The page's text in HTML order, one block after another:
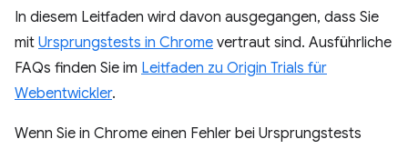
In diesem Leitfaden wird davon ausgegangen, dass Sie
mit Ursprungstests in Chrome vertraut sind. Ausführliche
FAQs finden Sie im Leitfaden zu Origin Trials für
Webentwickler.
Wenn Sie in Chrome einen Fehler bei Ursprungstests